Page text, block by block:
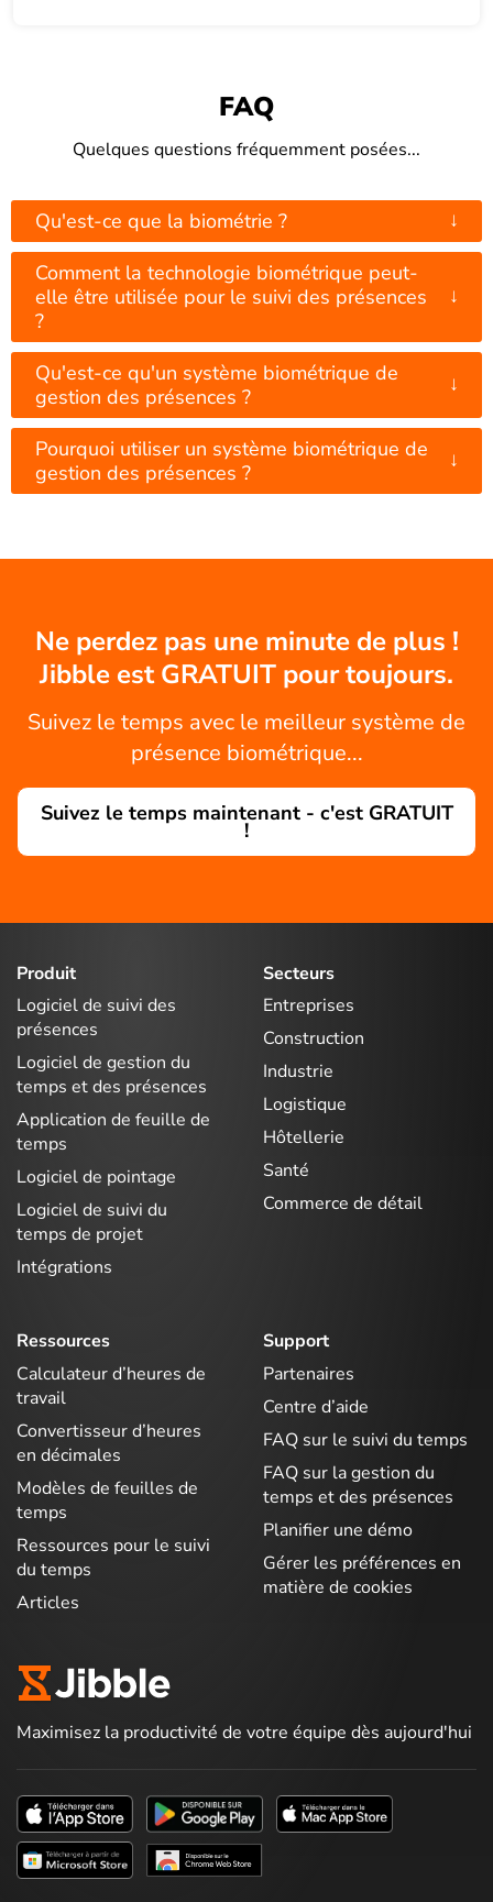
FAQ
Quelques questions fréquemment posées...
Qu'est-ce que la biométrie ? ↓
Comment la technologie biométrique peut-
elle être utilisée pour le suivi des présences
?
↓
Qu'est-ce qu'un système biométrique de
gestion des présences ?
↓
Pourquoi utiliser un système biométrique de
gestion des présences ?
↓
Ne perdez pas une minute de plus !
Jibble est GRATUIT pour toujours.
Suivez le temps avec le meilleur système de
présence biométrique...
Suivez le temps maintenant - c'est GRATUIT
!
Produit
Logiciel de suivi des
présences
Logiciel de gestion du
temps et des présences
Application de feuille de
temps
Logiciel de pointage
Logiciel de suivi du
temps de projet
Intégrations
Secteurs
Entreprises
Construction
Industrie
Logistique
Hôtellerie
Santé
Commerce de détail
Ressources
Calculateur d’heures de
travail
Convertisseur d’heures
en décimales
Modèles de feuilles de
temps
Ressources pour le suivi
du temps
Articles
Support
Partenaires
Centre d’aide
FAQ sur le suivi du temps
FAQ sur la gestion du
temps et des présences
Planifier une démo
Gérer les préférences en
matière de cookies
Maximisez la productivité de votre équipe dès aujourd'hui